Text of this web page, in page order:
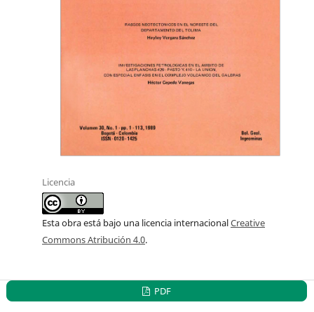
Licencia
Esta obra está bajo una licencia internacionalCreative
Commons Atribución 4.0.
PDF